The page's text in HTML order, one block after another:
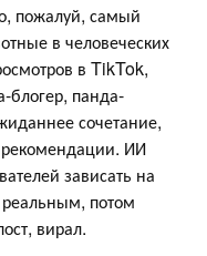
пожалуй, самый
в человеческих
в TikTok,
блогер, панда-
сочетание,
ИИ
зависать на
реальным, потом
вирал.